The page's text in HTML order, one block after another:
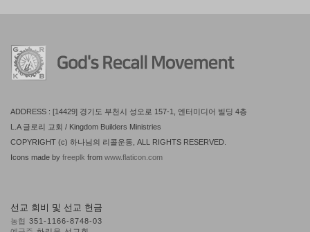
ADDRESS : [14429] 경기도 부천시 성오로 157-1, 엔터미디어 빌딩 4층
L.A 글로리 교회 / Kingdom Builders Ministries
COPYRIGHT (c) 하나님의 리콜운동, ALL RIGHTS RESERVED.
Icons made by freeplk from www.flaticon.com
선교 회비 및 선교 헌금
농협 351-1166-8748-03